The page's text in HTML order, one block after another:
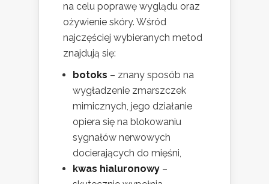
na celu poprawę wyglądu oraz
ożywienie skóry. Wśród
najczęściej wybieranych metod
znajdują się:
botoks – znany sposób na
wygładzenie zmarszczek
mimicznych, jego działanie
opiera się na blokowaniu
sygnałów nerwowych
docierających do mięśni,
kwas hialuronowy –